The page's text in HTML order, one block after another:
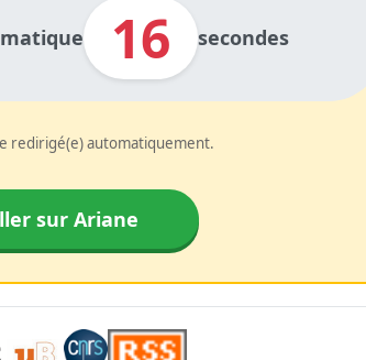
16 secondes
redirigé(e) automatiquement.
sur Ariane